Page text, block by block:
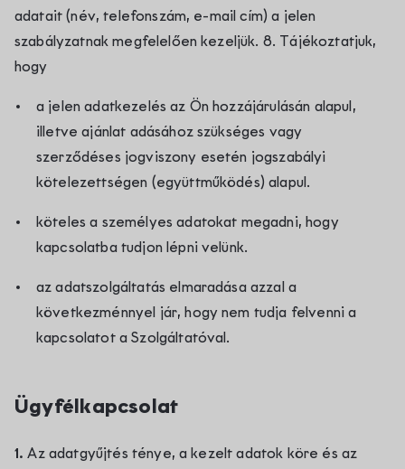
adatait (név, telefonszám, e-mail cím) a jelen
szabályzatnak megfelelően kezeljük. 8. Tájékoztatjuk,
hogy
a jelen adatkezelés az Ön hozzájárulásán alapul,
illetve ajánlat adásához szükséges vagy
szerződéses jogviszony esetén jogszabályi
kötelezettségen (együttműködés) alapul.
köteles a személyes adatokat megadni, hogy
kapcsolatba tudjon lépni velünk.
az adatszolgáltatás elmaradása azzal a
következménnyel jár, hogy nem tudja felvenni a
kapcsolatot a Szolgáltatóval.
Ügyfélkapcsolat
1. Az adatgyűjtés ténye, a kezelt adatok köre és az